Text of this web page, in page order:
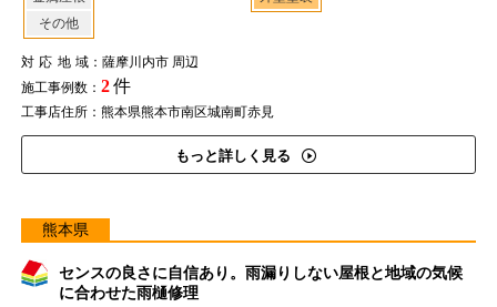
その他
対応地域：薩摩川内市 周辺
施工事例数： 2件
工事店住所：熊本県熊本市南区城南町赤見
もっと詳しく見る
熊本県
センスの良さに自信あり。雨漏りしない屋根と地域の気候
に合わせた雨樋修理